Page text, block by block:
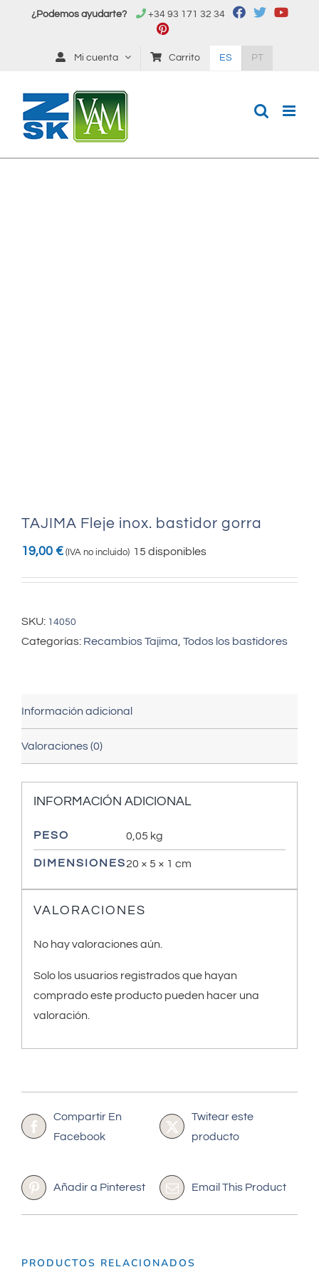
¿Podemos ayudarte? +34 93 171 32 34
Mi cuenta Carrito ES PT
TAJIMA Fleje inox. bastidor gorra
19,00 € (IVA no incluido) 15 disponibles
SKU: 14050
Categorías: Recambios Tajima Todos los bastidores
Información adicional
Valoraciones (0)
INFORMACIÓN ADICIONAL
PESO 0,05 kg
DIMENSIONES20 × 5 × 1 cm
VALORACIONES
No hay valoraciones aún.
Solo los usuarios registrados que hayan
comprado este producto pueden hacer una
valoración.
Compartir En
Facebook
Twitear este
producto
Añadir a Pinterest Email This Product
PRODUCTOS RELACIONADOS